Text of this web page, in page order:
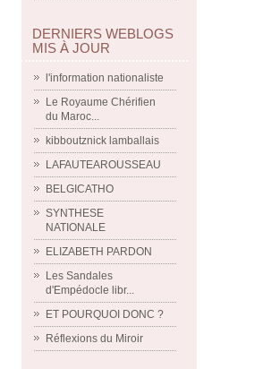
DERNIERS WEBLOGS
MIS À JOUR
l'information nationaliste
Le Royaume Chérifien
du Maroc...
kibboutznick lamballais
LAFAUTEAROUSSEAU
BELGICATHO
SYNTHESE
NATIONALE
ELIZABETH PARDON
Les Sandales
d'Empédocle libr...
ET POURQUOI DONC ?
Réflexions du Miroir